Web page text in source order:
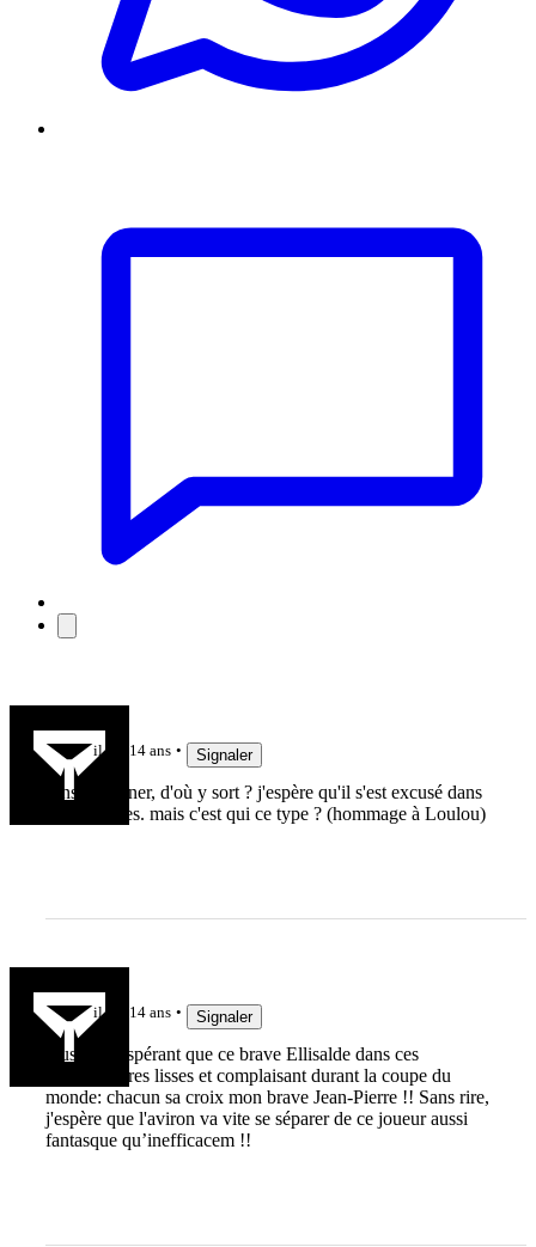
il y a 14 ans Signaler
sans déconner, d'où y sort ? j'espère qu'il s'est excusé dans
les vestiaires. mais c'est qui ce type ? (hommage à Loulou)
il y a 14 ans Signaler
Aussi désespérant que ce brave Ellisalde dans ces
commentaires lisses et complaisant durant la coupe du
monde: chacun sa croix mon brave Jean-Pierre !! Sans rire,
j'espère que l'aviron va vite se séparer de ce joueur aussi
fantasque qu’inefficacem !!